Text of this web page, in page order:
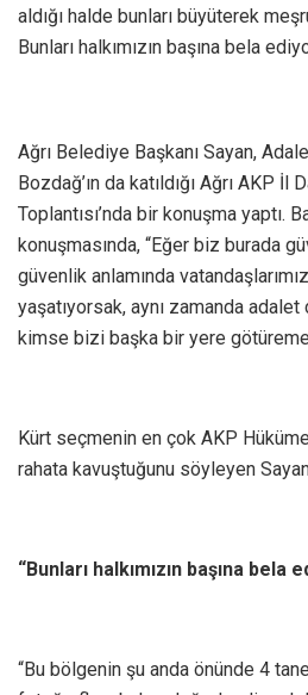
aldığı halde bunları büyüterek
Bunları halkımızın başına bela
Ağrı Belediye Başkanı Sayan,
Bozdağ’ın da katıldığı Ağrı AKP İl
Toplantısı’nda bir konuşma yaptı.
konuşmasında, “Eğer biz burada
güvenlik anlamında
yaşatıyorsak, aynı zamanda
kimse bizi başka bir yere
Kürt seçmenin en çok AKP
rahata kavuştuğunu söyleyen
“Bunları halkımızın başına bela
“Bu bölgenin şu anda önünde 4